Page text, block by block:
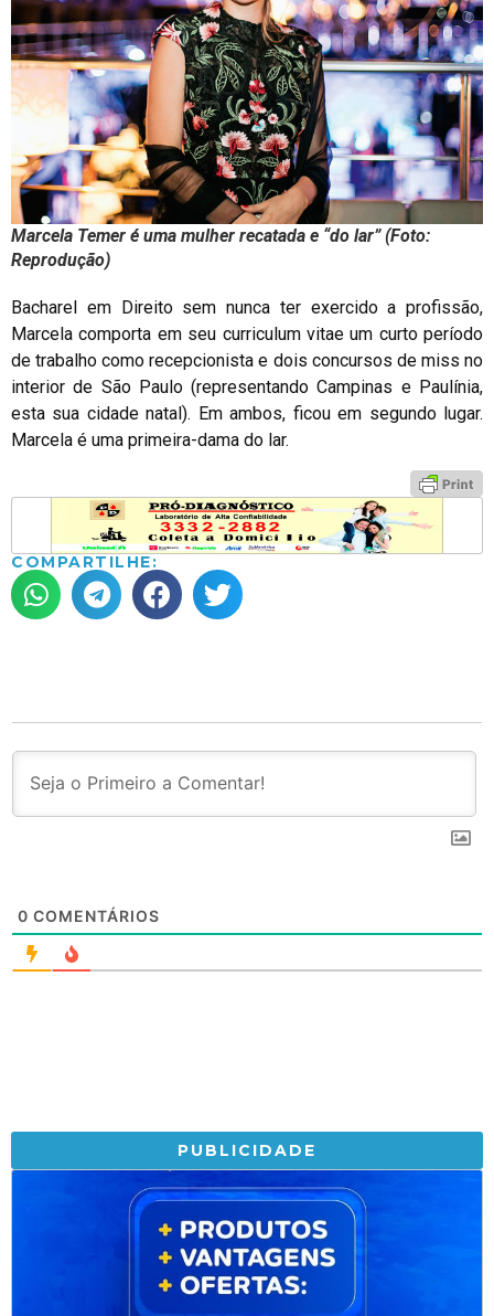
Marcela Temer é uma mulher recatada e “do lar” (Foto:
Reprodução)
Bacharel em Direito sem nunca ter exercido a profissão,
Marcela comporta em seu curriculum vitae um curto período
de trabalho como recepcionista e dois concursos de miss no
interior de São Paulo (representando Campinas e Paulínia,
esta sua cidade natal). Em ambos, ficou em segundo lugar.
Marcela é uma primeira-dama do lar.
COMPARTILHE:
0 COMENTÁRIOS
PUBLICIDADE